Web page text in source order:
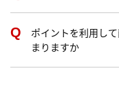
ポイントを利用し
まりますか